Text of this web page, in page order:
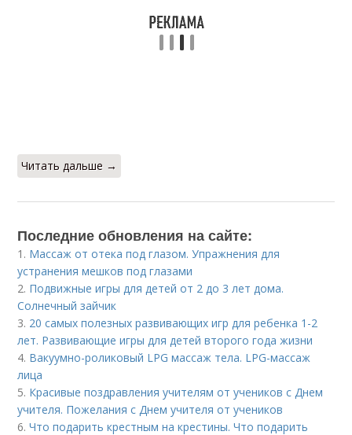
Читать дальше →
Последние обновления на сайте:
1. Массаж от отека под глазом. Упражнения для
устранения мешков под глазами
2. Подвижные игры для детей от 2 до 3 лет дома.
Солнечный зайчик
3. 20 самых полезных развивающих игр для ребенка 1-2
лет. Развивающие игры для детей второго года жизни
4. Вакуумно-роликовый LPG массаж тела. LPG-массаж
лица
5. Красивые поздравления учителям от учеников с Днем
учителя. Пожелания с Днем учителя от учеников
6.Что подарить крестным на крестины. Что подарить